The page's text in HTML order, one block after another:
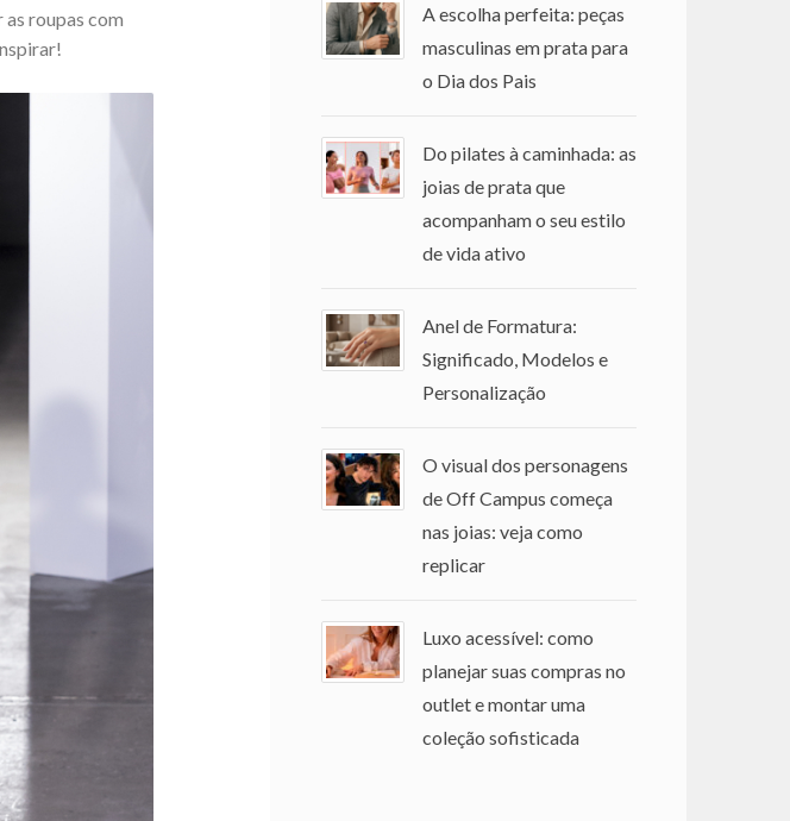
roupas com
A escolha perfeita: peças
masculinas em prata para
o Dia dos Pais
Do pilates à caminhada: as
joias de prata que
acompanham o seu estilo
de vida ativo
Anel de Formatura:
Significado, Modelos e
Personalização
O visual dos personagens
de Off Campus começa
nas joias: veja como
replicar
Luxo acessível: como
planejar suas compras no
outlet e montar uma
coleção sofisticada